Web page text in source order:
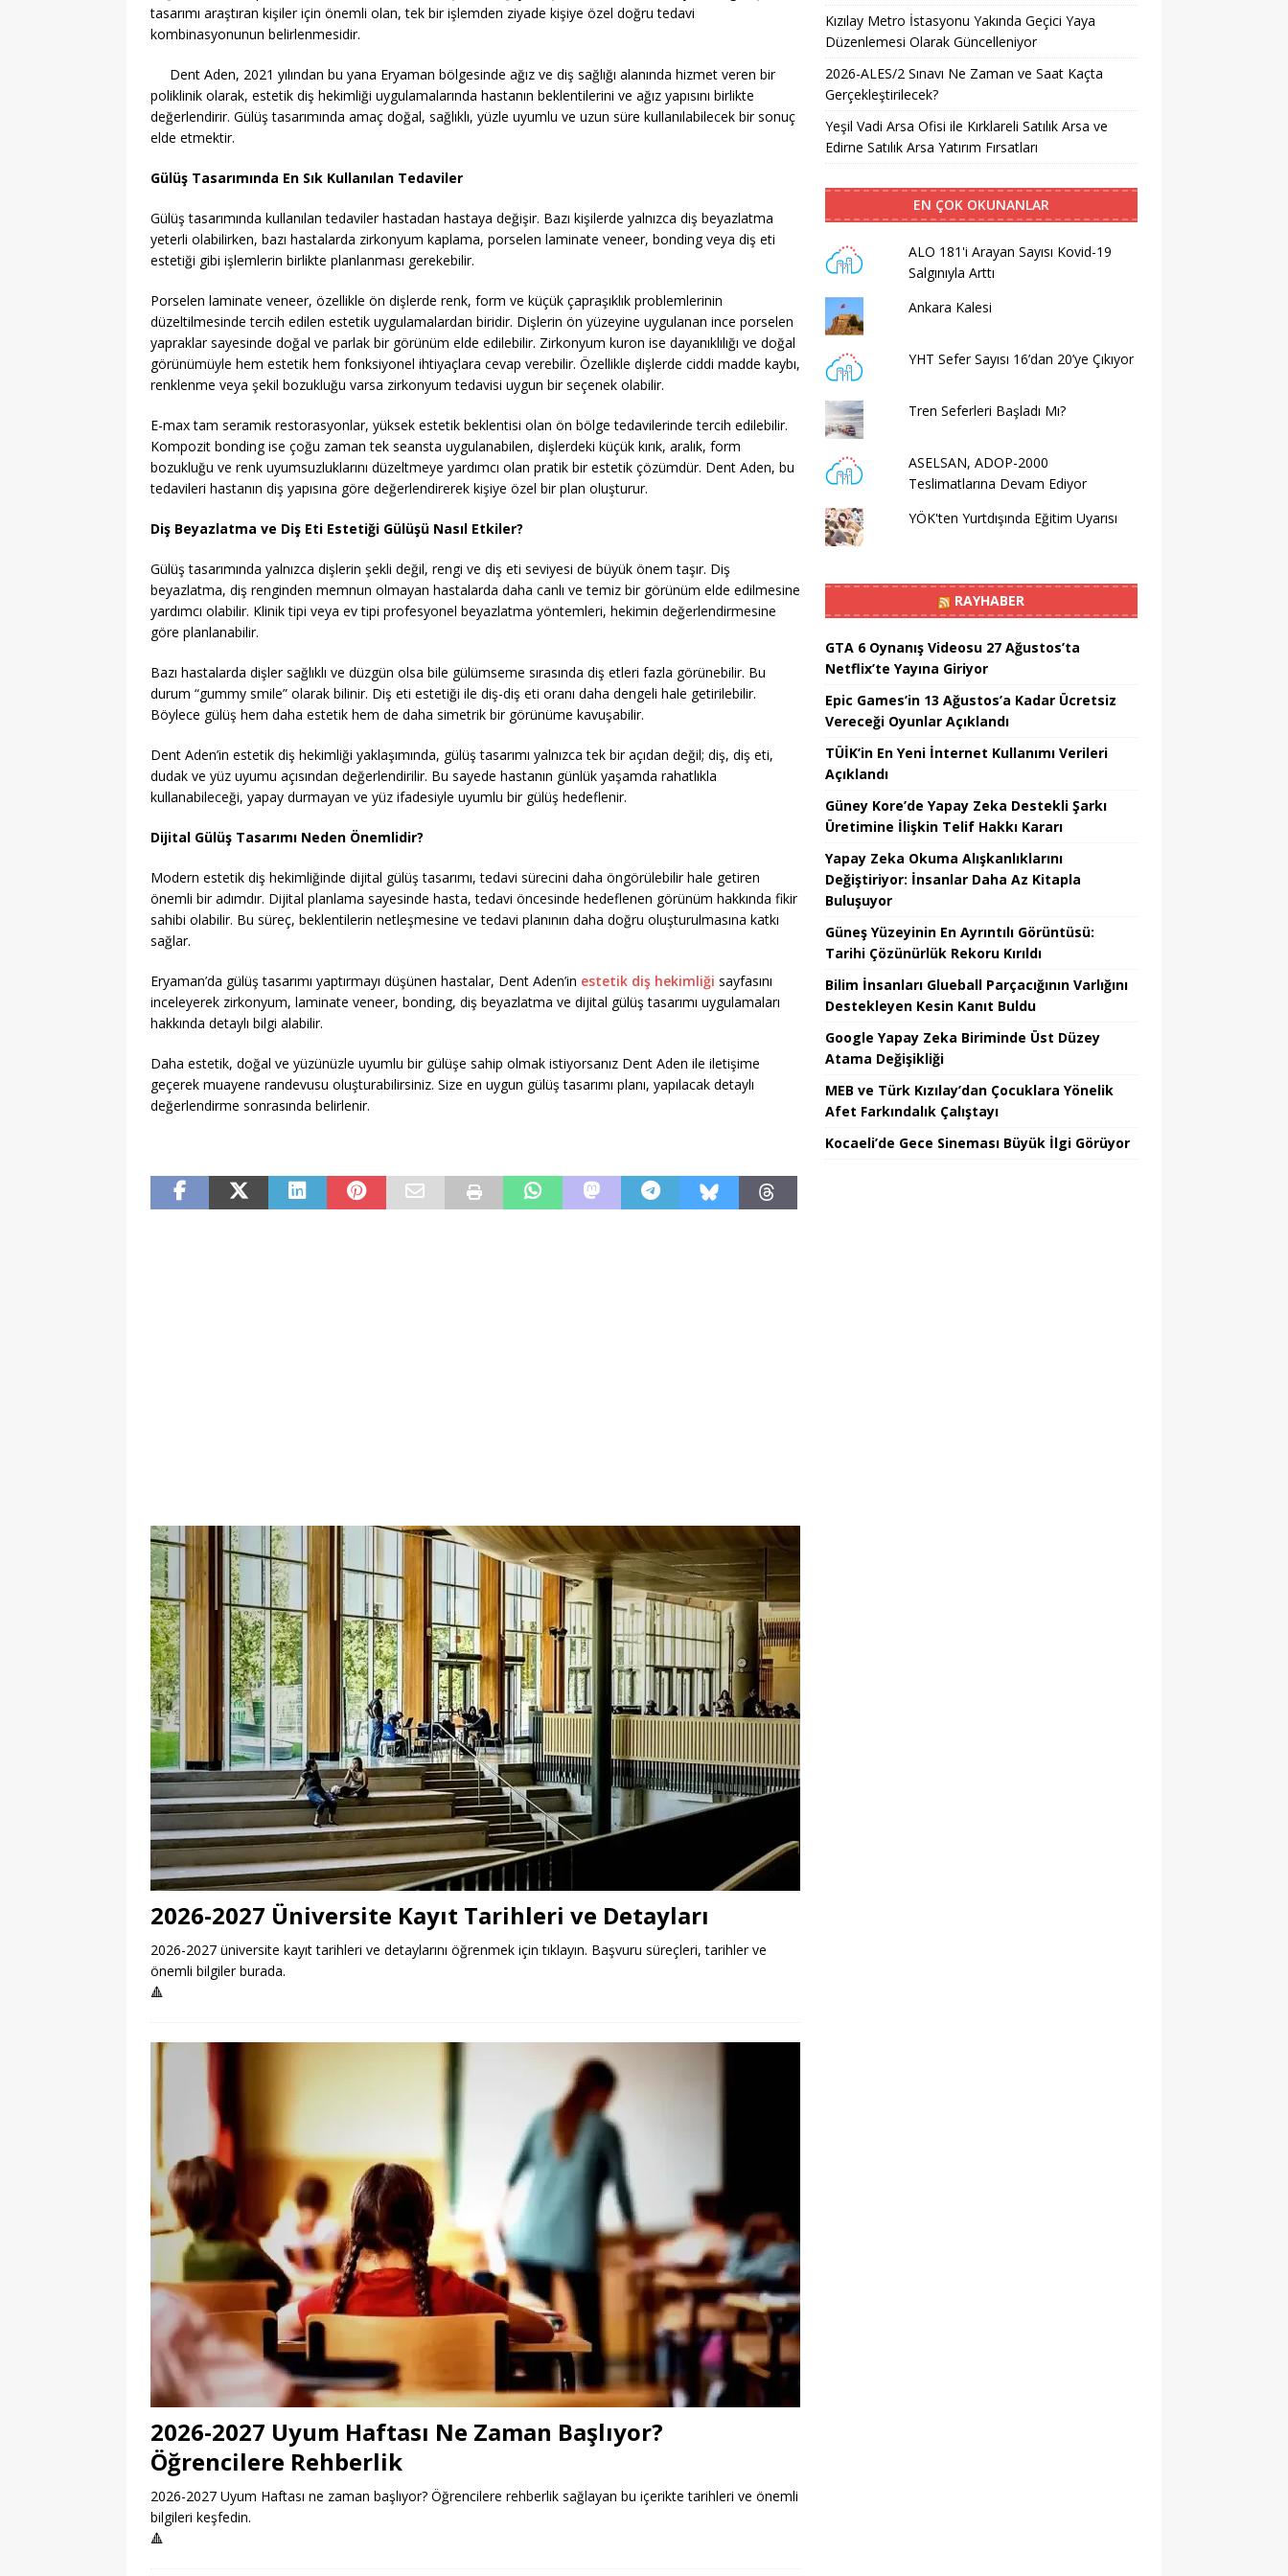
tasarımı araştıran kişiler için önemli olan, tek bir işlemden ziyade kişiye özel doğru tedavi
kombinasyonunun belirlenmesidir.
Dent Aden, 2021 yılından bu yana Eryaman bölgesinde ağız ve diş sağlığı alanında hizmet veren bir
poliklinik olarak, estetik diş hekimliği uygulamalarında hastanın beklentilerini ve ağız yapısını birlikte
değerlendirir. Gülüş tasarımında amaç doğal, sağlıklı, yüzle uyumlu ve uzun süre kullanılabilecek bir sonuç
elde etmektir.
Gülüş Tasarımında En Sık Kullanılan Tedaviler
Gülüş tasarımında kullanılan tedaviler hastadan hastaya değişir. Bazı kişilerde yalnızca diş beyazlatma
yeterli olabilirken, bazı hastalarda zirkonyum kaplama, porselen laminate veneer, bonding veya diş eti
estetiği gibi işlemlerin birlikte planlanması gerekebilir.
Porselen laminate veneer, özellikle ön dişlerde renk, form ve küçük çapraşıklık problemlerinin
düzeltilmesinde tercih edilen estetik uygulamalardan biridir. Dişlerin ön yüzeyine uygulanan ince porselen
yapraklar sayesinde doğal ve parlak bir görünüm elde edilebilir. Zirkonyum kuron ise dayanıklılığı ve doğal
görünümüyle hem estetik hem fonksiyonel ihtiyaçlara cevap verebilir. Özellikle dişlerde ciddi madde kaybı,
renklenme veya şekil bozukluğu varsa zirkonyum tedavisi uygun bir seçenek olabilir.
E-max tam seramik restorasyonlar, yüksek estetik beklentisi olan ön bölge tedavilerinde tercih edilebilir.
Kompozit bonding ise çoğu zaman tek seansta uygulanabilen, dişlerdeki küçük kırık, aralık, form
bozukluğu ve renk uyumsuzluklarını düzeltmeye yardımcı olan pratik bir estetik çözümdür. Dent Aden, bu
tedavileri hastanın diş yapısına göre değerlendirerek kişiye özel bir plan oluşturur.
Diş Beyazlatma ve Diş Eti Estetiği Gülüşü Nasıl Etkiler?
Gülüş tasarımında yalnızca dişlerin şekli değil, rengi ve diş eti seviyesi de büyük önem taşır. Diş
beyazlatma, diş renginden memnun olmayan hastalarda daha canlı ve temiz bir görünüm elde edilmesine
yardımcı olabilir. Klinik tipi veya ev tipi profesyonel beyazlatma yöntemleri, hekimin değerlendirmesine
göre planlanabilir.
Bazı hastalarda dişler sağlıklı ve düzgün olsa bile gülümseme sırasında diş etleri fazla görünebilir. Bu
durum “gummy smile” olarak bilinir. Diş eti estetiği ile diş-diş eti oranı daha dengeli hale getirilebilir.
Böylece gülüş hem daha estetik hem de daha simetrik bir görünüme kavuşabilir.
Dent Aden’in estetik diş hekimliği yaklaşımında, gülüş tasarımı yalnızca tek bir açıdan değil; diş, diş eti,
dudak ve yüz uyumu açısından değerlendirilir. Bu sayede hastanın günlük yaşamda rahatlıkla
kullanabileceği, yapay durmayan ve yüz ifadesiyle uyumlu bir gülüş hedeflenir.
Dijital Gülüş Tasarımı Neden Önemlidir?
Modern estetik diş hekimliğinde dijital gülüş tasarımı, tedavi sürecini daha öngörülebilir hale getiren
önemli bir adımdır. Dijital planlama sayesinde hasta, tedavi öncesinde hedeflenen görünüm hakkında fikir
sahibi olabilir. Bu süreç, beklentilerin netleşmesine ve tedavi planının daha doğru oluşturulmasına katkı
sağlar.
Eryaman’da gülüş tasarımı yaptırmayı düşünen hastalar, Dent Aden’in estetik diş hekimliği sayfasını
inceleyerek zirkonyum, laminate veneer, bonding, diş beyazlatma ve dijital gülüş tasarımı uygulamaları
hakkında detaylı bilgi alabilir.
Daha estetik, doğal ve yüzünüzle uyumlu bir gülüşe sahip olmak istiyorsanız Dent Aden ile iletişime
geçerek muayene randevusu oluşturabilirsiniz. Size en uygun gülüş tasarımı planı, yapılacak detaylı
değerlendirme sonrasında belirlenir.
2026-2027 Üniversite Kayıt Tarihleri ve Detayları
2026-2027 üniversite kayıt tarihleri ve detaylarını öğrenmek için tıklayın. Başvuru süreçleri, tarihler ve
önemli bilgiler burada.
🔺
2026-2027 Uyum Haftası Ne Zaman Başlıyor?
Öğrencilere Rehberlik
2026-2027 Uyum Haftası ne zaman başlıyor? Öğrencilere rehberlik sağlayan bu içerikte tarihleri ve önemli
bilgileri keşfedin.
🔺
Kızılay Metro İstasyonu Yakında Geçici Yaya
Düzenlemesi Olarak Güncelleniyor
2026-ALES/2 Sınavı Ne Zaman ve Saat Kaçta
Gerçekleştirilecek?
Yeşil Vadi Arsa Ofisi ile Kırklareli Satılık Arsa ve
Edirne Satılık Arsa Yatırım Fırsatları
EN ÇOK OKUNANLAR
ALO 181'i Arayan Sayısı Kovid-19
Salgınıyla Arttı
Ankara Kalesi
YHT Sefer Sayısı 16’dan 20’ye Çıkıyor
Tren Seferleri Başladı Mı?
ASELSAN, ADOP-2000
Teslimatlarına Devam Ediyor
YÖK'ten Yurtdışında Eğitim Uyarısı
RAYHABER
GTA 6 Oynanış Videosu 27 Ağustos’ta
Netflix’te Yayına Giriyor
Epic Games’in 13 Ağustos’a Kadar Ücretsiz
Vereceği Oyunlar Açıklandı
TÜİK’in En Yeni İnternet Kullanımı Verileri
Açıklandı
Güney Kore’de Yapay Zeka Destekli Şarkı
Üretimine İlişkin Telif Hakkı Kararı
Yapay Zeka Okuma Alışkanlıklarını
Değiştiriyor: İnsanlar Daha Az Kitapla
Buluşuyor
Güneş Yüzeyinin En Ayrıntılı Görüntüsü:
Tarihi Çözünürlük Rekoru Kırıldı
Bilim İnsanları Glueball Parçacığının Varlığını
Destekleyen Kesin Kanıt Buldu
Google Yapay Zeka Biriminde Üst Düzey
Atama Değişikliği
MEB ve Türk Kızılay’dan Çocuklara Yönelik
Afet Farkındalık Çalıştayı
Kocaeli’de Gece Sineması Büyük İlgi Görüyor